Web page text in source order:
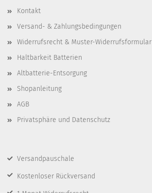
Kontakt
Versand- & Zahlungsbedingungen
Widerrufsrecht & Muster-Widerrufsformular
Haltbarkeit Batterien
Altbatterie-Entsorgung
Shopanleitung
AGB
Privatsphäre und Datenschutz
Versandpauschale
Kostenloser Rückversand